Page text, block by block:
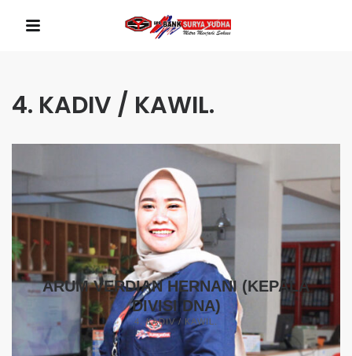
4. KADIV / KAWIL.
ARUM VERDIAN HERNANI (KEPALA
DIVISI DNA)
4. KADIV / KAWIL.